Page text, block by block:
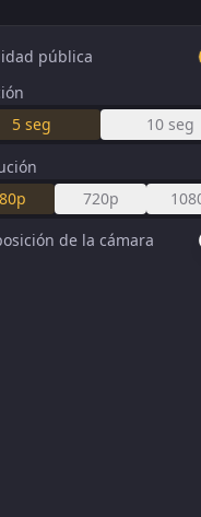
pública
5 seg 10 seg
720p
de la cámara